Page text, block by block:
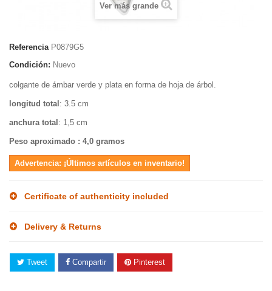
Ver más grande
Referencia P0879G5
Condición: Nuevo
colgante de ámbar verde y plata en forma de hoja de árbol.
longitud total : 3.5 cm
anchura total : 1,5 cm
Peso aproximado : 4,0 gramos
Advertencia: ¡Últimos artículos en inventario!
Certificate of authenticity included
Delivery & Returns
Tweet Compartir Pinterest